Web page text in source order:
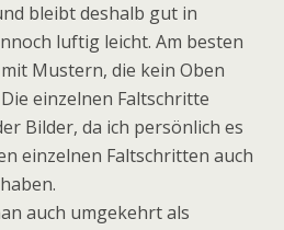
bleibt deshalb gut in
luftig leicht. Am besten
Mustern, die kein Oben
einzelnen Faltschritte
Bilder, da ich persönlich es
einzelnen Faltschritten auch
auch umgekehrt als